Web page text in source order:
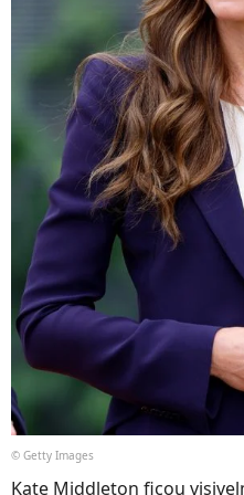
© Getty Images
Kate Middleton ficou